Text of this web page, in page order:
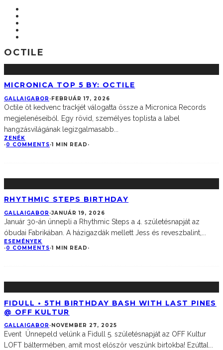
OCTILE
MICRONICA TOP 5 BY: OCTILE
GALLAIGABOR ·FEBRUÁR 17, 2026
Octile öt kedvenc trackjét válogatta össze a Micronica Records
megjelenéseiből. Egy rövid, személyes toplista a label
hangzásvilágának legizgalmasabb
ZENÉK
·0 COMMENTS·1 MIN READ ·
RHYTHMIC STEPS BIRTHDAY
GALLAIGABOR ·JANUÁR 19, 2026
Január 30-án ünnepli a Rhythmic Steps a 4. születésnapját az
óbudai Fabrikában. A házigazdák mellett Jess és reveszbalint,
ESEMÉNYEK
·0 COMMENTS·1 MIN READ ·
FIDULL • 5TH BIRTHDAY BASH WITH LAST PINES
@ OFF KULTUR
GALLAIGABOR · NOVEMBER 27, 2025
Event Ünnepeld velünk a Fidull 5. születésnapját az OFF Kultur
LOFT báltermében, amit most először veszünk birtokba! Ezúttal...